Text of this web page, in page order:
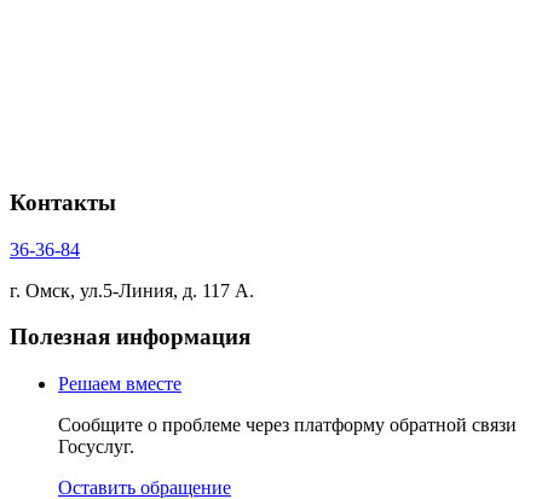
Контакты
36-36-84
г. Омск, ул.5-Линия, д. 117 А.
Полезная информация
Решаем вместе
Сообщите о проблеме через платформу обратной связи
Госуслуг.
Оставить обращение